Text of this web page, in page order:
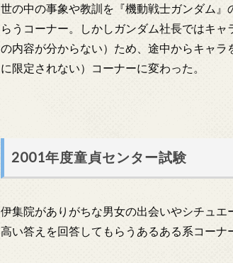
世の中の事象や教訓を『機動戦士ガンダム
らうコーナー。しかしガンダム社長ではキ
の内容が分からない）ため、途中からキャ
に限定されない）コーナーに変わった。
2001年度童貞センター試験
伊集院がありがちな男女の出会いやシチュ
高い答えを回答してもらうあるある系コーナ